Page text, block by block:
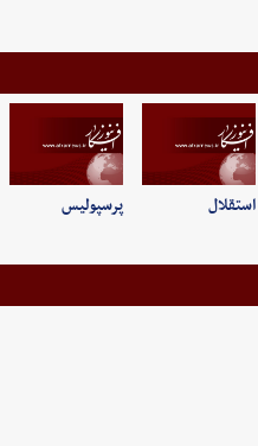
استقلال پرسپولیس